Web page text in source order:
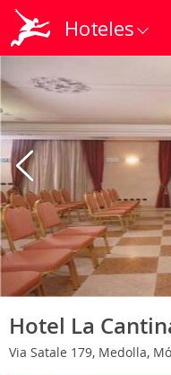
Hoteles
Hotel La
Via Satale 179, Medolla,